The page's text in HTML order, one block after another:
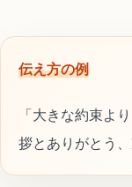
伝え方の例
「大きな約束よ
拶とありがとう